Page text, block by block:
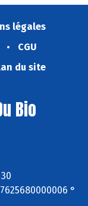
légales
CGU
du site
Bio
°